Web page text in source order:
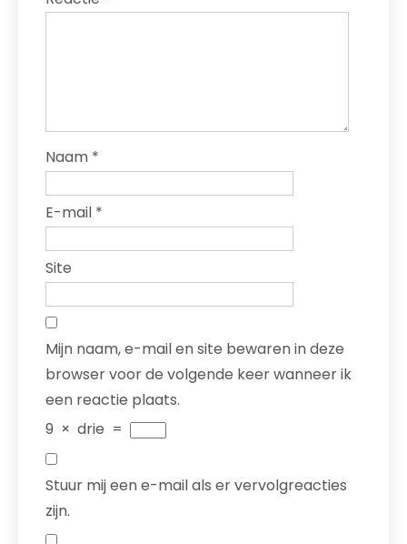
Naam *
E-mail *
Site
Mijn naam, e-mail en site bewaren in deze
browser voor de volgende keer wanneer ik
een reactie plaats.
9 × drie =
Stuur mij een e-mail als er vervolgreacties
zijn.